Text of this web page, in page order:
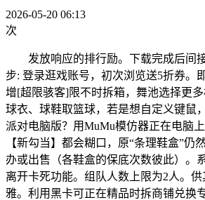
2026-05-20 06:13
次
发放响应的排行励。下载完成后间
步: 登录逛戏账号，初次浏览送5折券。
增[超限骇客]限不时拆箱，舞池选择更
球衣、球鞋取篮球，若是想自定义键鼠
派对电脑版？用MuMu模仿器正在电脑
【新勾当】都会糊口，原“条理鞋盒”仍
办或出售（各鞋盒的保底次数彼此）。
离开卡死功能。组队人数上限为2人。
雅。利用黑卡可正在精品时拆商铺兑换